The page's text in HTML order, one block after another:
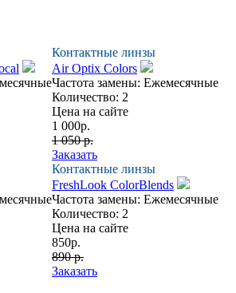
Контактные линзы
Air Optix Colors
Частота замены: Ежемесячные
Количество: 2
Цена на сайте
1 000р.
1 050 р.
Заказать
Контактные линзы
FreshLook ColorBlends
Частота замены: Ежемесячные
Количество: 2
Цена на сайте
850р.
890 р.
Заказать